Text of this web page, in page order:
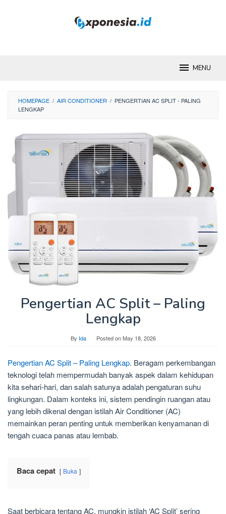
MENU
HOMEPAGE / AIR CONDITIONER / PENGERTIAN AC SPLIT - PALING
LENGKAP
Pengertian AC Split – Paling
Lengkap
By Ida Posted onMay 18, 2026
Pengertian AC Split – Paling Lengkap. Beragam perkembangan
teknologi telah mempermudah banyak aspek dalam kehidupan
kita sehari-hari, dan salah satunya adalah pengaturan suhu
lingkungan. Dalam konteks ini, sistem pendingin ruangan atau
yang lebih dikenal dengan istilah Air Conditioner (AC)
memainkan peran penting untuk memberikan kenyamanan di
tengah cuaca panas atau lembab.
Baca cepat Buka
Saat berbicara tentang AC, mungkin istilah ‘AC Split’ sering